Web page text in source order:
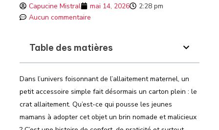
Capucine Mistral mai 14, 2026
2:28 pm
Aucun commentaire
Table des matières
Dans l’univers foisonnant de l’allaitement maternel, un
petit accessoire simple fait désormais un carton plein : le
crat allaitement. Qu’est-ce qui pousse les jeunes
mamans à adopter cet objet un brin nomade et malicieux